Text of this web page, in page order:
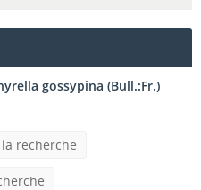
gossypina (Bull.:Fr.)
recherche